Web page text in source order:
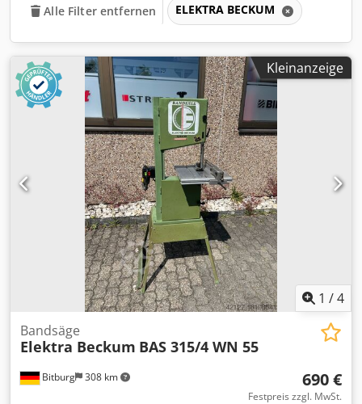
Alle Filter entfernen ELEKTRA BECKUM
Kleinanzeige
1 /4
Bitburg 308 km
Bandsäge
Elektra Beckum BAS 315/4 WN 55
690 €
Festpreis zzgl. MwSt.